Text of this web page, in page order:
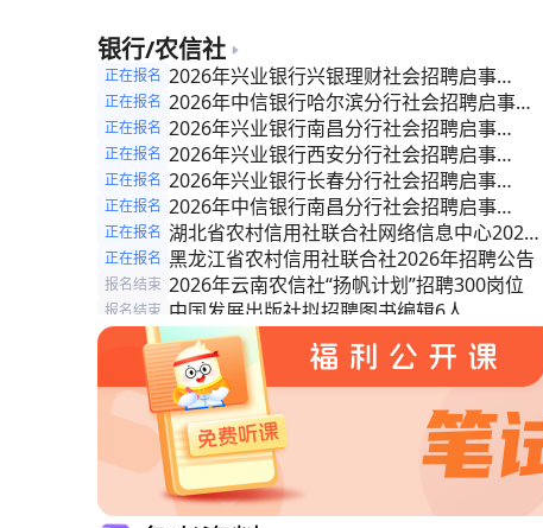
告
报名结束 2026年度济宁市各级机关补充录用公务员公
告
报名结束 新疆维吾尔自治区法院系统2026年度专项招
录法官助理公告
报名结束
阿里地区关于2026年度从优秀乡村振兴等专
干中招录（聘）公务员（事业编制人员）的公
告
银行/农信社
正在报名 2026年兴业银行兴银理财社会招聘启事
（8.7）
正在报名 2026年中信银行哈尔滨分行社会招聘启事
（8.7）
正在报名 2026年兴业银行南昌分行社会招聘启事
（8.7）
正在报名 2026年兴业银行西安分行社会招聘启事
（8.7）
正在报名 2026年兴业银行长春分行社会招聘启事
（8.7）
正在报名 2026年中信银行南昌分行社会招聘启事
（8.7）
正在报名 湖北省农村信用社联合社网络信息中心2026
年度招聘劳务派遣科技专业人才公告（第二
批）
正在报名 黑龙江省农村信用社联合社2026年招聘公告
报名结束 2026年云南农信社“扬帆计划”招聘300岗位
报名结束 中国发展出版社拟招聘图书编辑6人
报名结束 安徽省农村信用社联合社金融科技人员常态化
招聘公告
报名结束 安徽省农村信用社联合社招聘公告